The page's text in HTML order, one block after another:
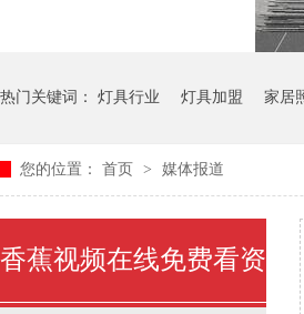
热门关键词： 灯具行业 灯具加盟 家居
您的位置： 首页 > 媒体报道
香蕉视频在线免费看资